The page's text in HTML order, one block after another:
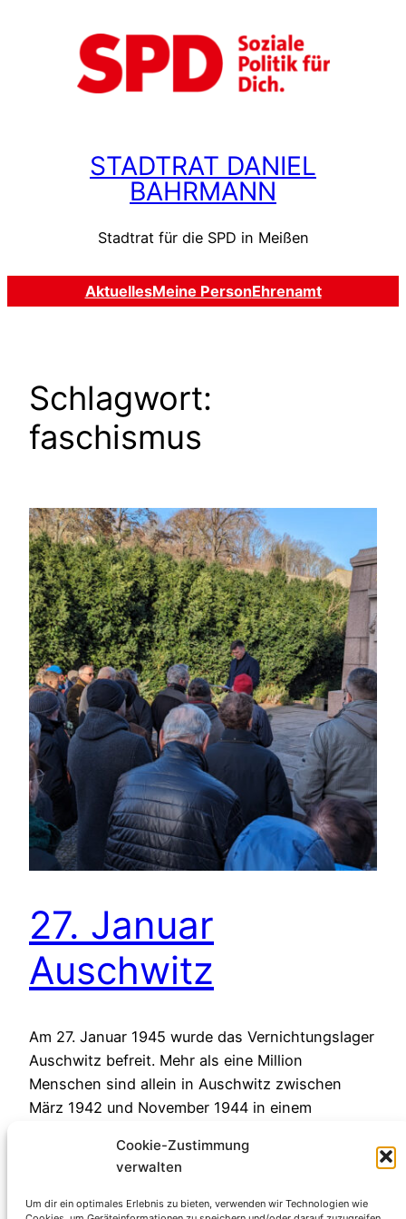
Cookie-Zustimmung
verwalten
Um dir ein optimales Erlebnis zu bieten, verwenden wir Technologien wie
STADTRAT DANIEL
BAHRMANN
Stadtrat für die SPD in Meißen
AktuellesMeine PersonEhrenamt
Schlagwort:
faschismus
27. Januar
Auschwitz
Am 27. Januar 1945 wurde das Vernichtungslager
Auschwitz befreit. Mehr als eine Million
Menschen sind allein in Auschwitz zwischen
März 1942 und November 1944 in einem
worden. „Auschwitz“ steht heute als Synonym für
den nationalsozialistischen Rassenwahn. Unser
Gedenken an diesem Tag gilt den Millionen